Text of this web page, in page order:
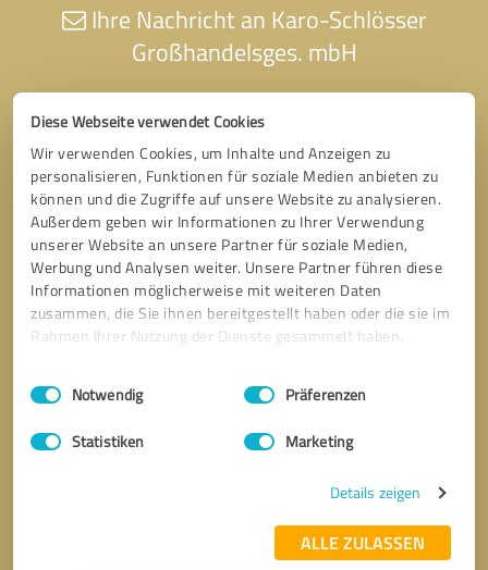
Diese Webseite verwendet Cookies
Wir verwenden Cookies, um Inhalte und Anzeigen zu
personalisieren, Funktionen für soziale Medien anbieten zu
können und die Zugriffe auf unsere Website zu analysieren.
Außerdem geben wir Informationen zu Ihrer Verwendung
unserer Website an unsere Partner für soziale Medien,
Werbung und Analysen weiter. Unsere Partner führen diese
Informationen möglicherweise mit weiteren Daten
zusammen, die Sie ihnen bereitgestellt haben oder die sie im
Rahmen Ihrer Nutzung der Dienste gesammelt haben.
Impressum Datenschutzbestimmungen
Einwilligungsauswahl
Notwendig Präferenzen
Statistiken Marketing
Details zeigen
ALLE ZULASSEN
Ihre Nachricht an Karo-Schlösser
Großhandelsges. mbH
* Erforderliche Angaben